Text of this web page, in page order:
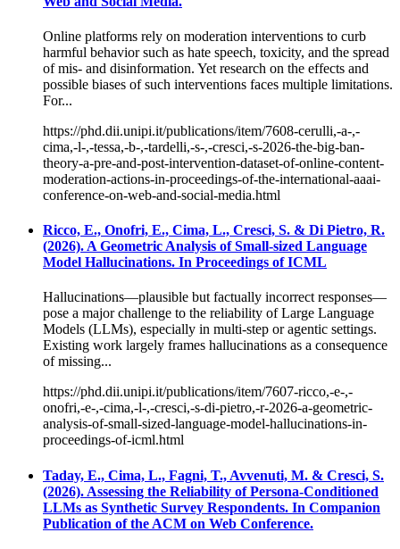
Online platforms rely on moderation interventions to curb
harmful behavior such as hate speech, toxicity, and the spread
of mis- and disinformation. Yet research on the effects and
possible biases of such interventions faces multiple limitations.
For...
https://phd.dii.unipi.it/publications/item/7608-cerulli,-a-,-
cima,-l-,-tessa,-b-,-tardelli,-s-,-cresci,-s-2026-the-big-ban-
theory-a-pre-and-post-intervention-dataset-of-online-content-
moderation-actions-in-proceedings-of-the-international-aaai-
conference-on-web-and-social-media.html
Ricco, E., Onofri, E., Cima, L., Cresci, S. & Di Pietro, R.
(2026). A Geometric Analysis of Small-sized Language
Model Hallucinations. In Proceedings of ICML
Hallucinations—plausible but factually incorrect responses—
pose a major challenge to the reliability of Large Language
Models (LLMs), especially in multi-step or agentic settings.
Existing work largely frames hallucinations as a consequence
of missing...
https://phd.dii.unipi.it/publications/item/7607-ricco,-e-,-
onofri,-e-,-cima,-l-,-cresci,-s-di-pietro,-r-2026-a-geometric-
analysis-of-small-sized-language-model-hallucinations-in-
proceedings-of-icml.html
Taday, E., Cima, L., Fagni, T., Avvenuti, M. & Cresci, S.
(2026). Assessing the Reliability of Persona-Conditioned
LLMs as Synthetic Survey Respondents. In Companion
Publication of the ACM on Web Conference.